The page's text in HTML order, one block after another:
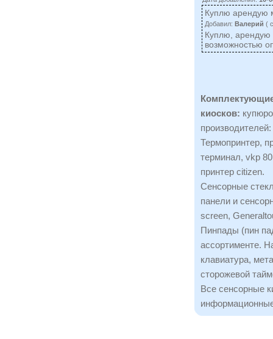
Куплю арендую
Добавил:Валерий (
Куплю, арендую
возможностью
киосков:
Термопринтер,
терминал, vkp
принтер citizen.
Сенсорные
панели и
screen,
Пинпады (пин
ассортименте.
клавиатура,
сторожевой
Все сенсорные